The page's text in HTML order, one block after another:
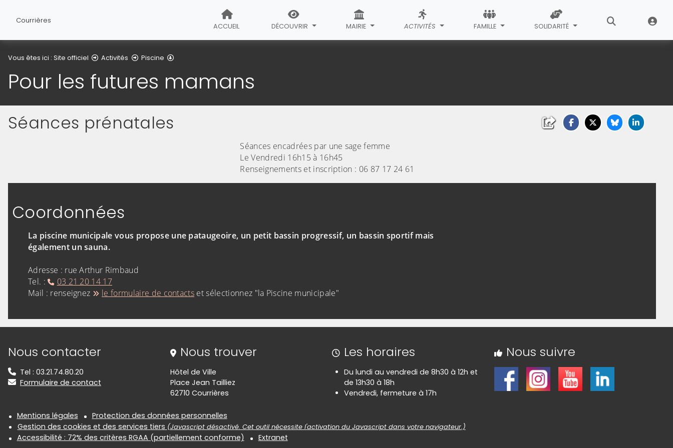
Courrières
ACCUEIL DÉCOUVRIR MAIRIE ACTIVITÉS FAMILLE SOLIDARITÉ
Vous êtes ici : Site officiel Activités Piscine
Pour les futures mamans
Séances prénatales
Séances encadrées par une sage femme
Le Vendredi 16h15 à 16h45
Renseignements et inscription : 06 87 17 24 61
Coordonnées
La piscine municipale vous propose une pataugeoire, un petit bassin progressif, un bassin sportif mais
également un sauna.
Adresse : rue Arthur Rimbaud
Tel. :
03 21 20 14 17
Mail : renseignez
le formulaire de contacts et sélectionnez "la Piscine municipale"
Informations de contact
Nous contacter
Tel : 03.21.74.80.20
Formulaire de contact
Nous trouver
Hôtel de Ville
Place Jean Tailliez
62710 Courrières
Les horaires
Du lundi au vendredi de 8h30 à 12h et
de 13h30 à 18h
Vendredi, fermeture à 17h
Nous suivre
Informations réglementaires
Mentions légales
Protection des données personnelles
Gestion des cookies et des services tiers (Javascript désactivé. Cet outil nécessite l'activation du Javascript dans votre navigateur.)
Accessibilité : 72% des critères RGAA (partiellement conforme) Extranet